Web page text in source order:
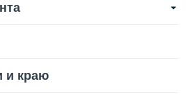
и краю